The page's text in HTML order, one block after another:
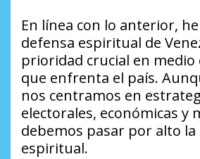
En línea con lo anterior,
defensa espiritual de
prioridad crucial en medio
que enfrenta el país.
nos centramos en
electorales, económicas y
debemos pasar por alto
espiritual.